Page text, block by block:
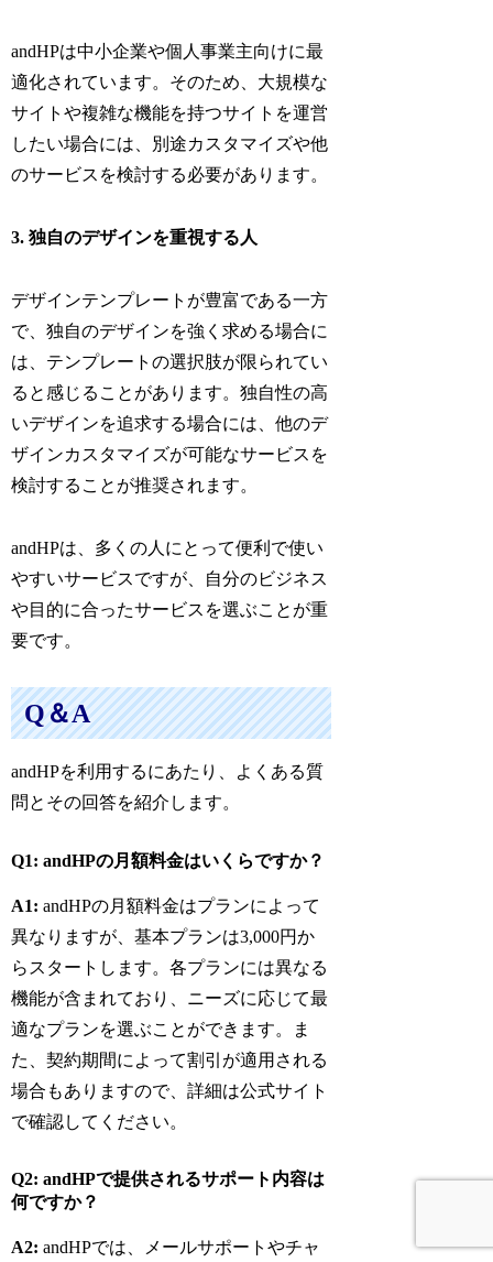
andHPは中小企業や個人事業主向けに最
適化されています。そのため、大規模な
サイトや複雑な機能を持つサイトを運営
したい場合には、別途カスタマイズや他
のサービスを検討する必要があります。
3. 独自のデザインを重視する人
デザインテンプレートが豊富である一方
で、独自のデザインを強く求める場合に
は、テンプレートの選択肢が限られてい
ると感じることがあります。独自性の高
いデザインを追求する場合には、他のデ
ザインカスタマイズが可能なサービスを
検討することが推奨されます。
andHPは、多くの人にとって便利で使い
やすいサービスですが、自分のビジネス
や目的に合ったサービスを選ぶことが重
要です。
Q＆A
andHPを利用するにあたり、よくある質
問とその回答を紹介します。
Q1: andHPの月額料金はいくらですか？
A1: andHPの月額料金はプランによって
異なりますが、基本プランは3,000円か
らスタートします。各プランには異なる
機能が含まれており、ニーズに応じて最
適なプランを選ぶことができます。ま
た、契約期間によって割引が適用される
場合もありますので、詳細は公式サイト
で確認してください。
Q2: andHPで提供されるサポート内容は
何ですか？
A2: andHPでは、メールサポートやチャ